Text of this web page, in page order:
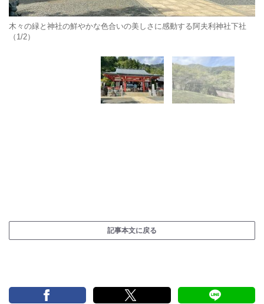
木々の緑と神社の鮮やかな色合いの美しさに感動する阿夫利神社下社
（1/2）
記事本文に戻る